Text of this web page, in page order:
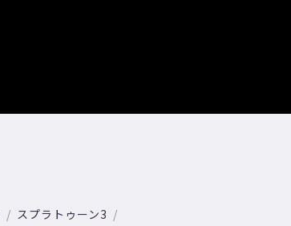
スプラトゥーン3